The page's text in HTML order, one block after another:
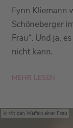
Fynn Kliemann
Schöneberger
Frau“. Und ja,
nicht kann.
MEHR LESEN
Mit den Waffeln einer Frau